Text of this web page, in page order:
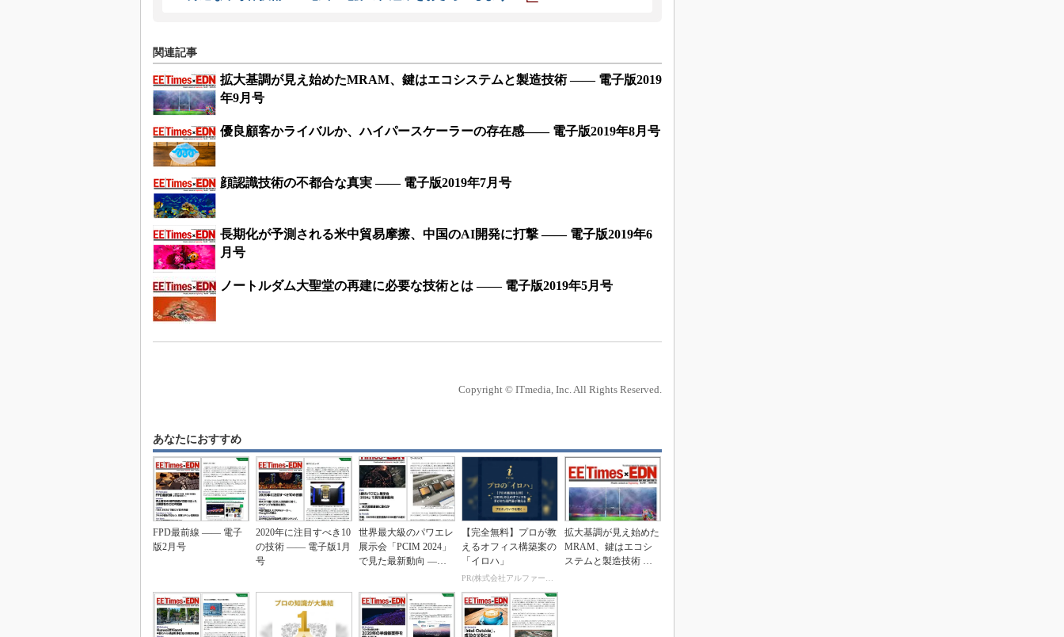
関連記事
拡大基調が見え始めたMRAM、鍵はエコシステムと製造技術 ―― 電子版2019
年9月号
優良顧客かライバルか、ハイパースケーラーの存在感―― 電子版2019年8月号
顔認識技術の不都合な真実 ―― 電子版2019年7月号
長期化が予測される米中貿易摩擦、中国のAI開発に打撃 ―― 電子版2019年6
月号
ノートルダム大聖堂の再建に必要な技術とは ―― 電子版2019年5月号
Copyright © ITmedia, Inc. All Rights Reserved.
あなたにおすすめ
FPD最前線 ―― 電子
版2月号
2020年に注目すべき10
の技術 ―― 電子版1月
号
世界最大級のパワエレ
展示会「PCIM 2024」
で見た最新動向 ――
【完全無料】プロが教
えるオフィス構築案の
「イロハ」
PR(株式会社アルファーテクノ)
拡大基調が見え始めた
MRAM、鍵はエコシ
ステムと製造技術 ―